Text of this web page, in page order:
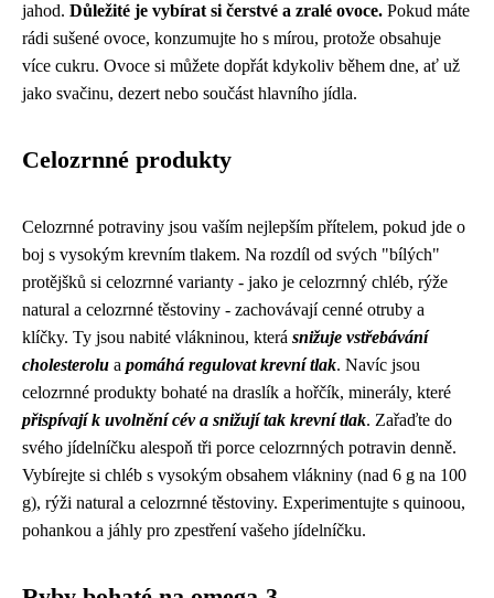
jahod. Důležité je vybírat si čerstvé a zralé ovoce. Pokud máte
rádi sušené ovoce, konzumujte ho s mírou, protože obsahuje
více cukru. Ovoce si můžete dopřát kdykoliv během dne, ať už
jako svačinu, dezert nebo součást hlavního jídla.
Celozrnné produkty
Celozrnné potraviny jsou vaším nejlepším přítelem, pokud jde o
boj s vysokým krevním tlakem. Na rozdíl od svých "bílých"
protějšků si celozrnné varianty - jako je celozrnný chléb, rýže
natural a celozrnné těstoviny - zachovávají cenné otruby a
klíčky. Ty jsou nabité vlákninou, která snižuje vstřebávání
cholesterolu a pomáhá regulovat krevní tlak. Navíc jsou
celozrnné produkty bohaté na draslík a hořčík, minerály, které
přispívají k uvolnění cév a snižují tak krevní tlak. Zařaďte do
svého jídelníčku alespoň tři porce celozrnných potravin denně.
Vybírejte si chléb s vysokým obsahem vlákniny (nad 6 g na 100
g), rýži natural a celozrnné těstoviny. Experimentujte s quinoou,
pohankou a jáhly pro zpestření vašeho jídelníčku.